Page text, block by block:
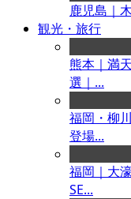
鹿児島｜
観光・旅行
熊本｜満
選｜...
福岡・柳
登場...
福岡｜大
SE...